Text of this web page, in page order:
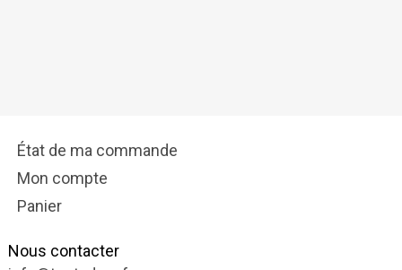
État de ma commande
Mon compte
Panier
Nous contacter